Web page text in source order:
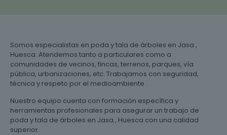
Somos especialistas en poda y tala de árboles en Jasa ,
Huesca. Atendemos tanto a particulares como a
comunidades de vecinos, fincas, terrenos, parques, vía
pública, urbanizaciones, etc. Trabajamos con seguridad,
técnica y respeto por el medioambiente .
Nuestro equipo cuenta con formación específica y
herramientas profesionales para asegurar un trabajo de
poda y tala de árboles en Jasa , Huesca con una calidad
superior.